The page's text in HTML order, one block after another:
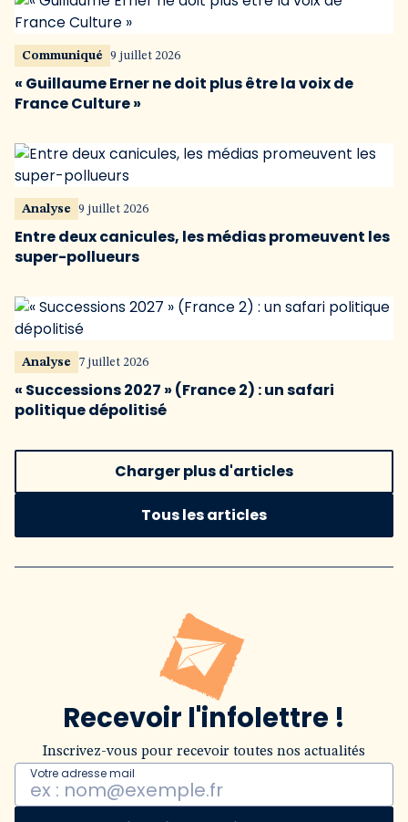
Communiqué 9 juillet 2026
« Guillaume Erner ne doit plus être la voix de
France Culture »
Analyse 9 juillet 2026
Entre deux canicules, les médias promeuvent les
super-pollueurs
Analyse 7 juillet 2026
« Successions 2027 » (France 2) : un safari
politique dépolitisé
Charger plus d'articles
Tous les articles
Recevoir l'infolettre !
Inscrivez-vous pour recevoir toutes nos actualités
Votre adresse mail